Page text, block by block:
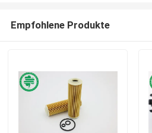
Empfohlene Produkte